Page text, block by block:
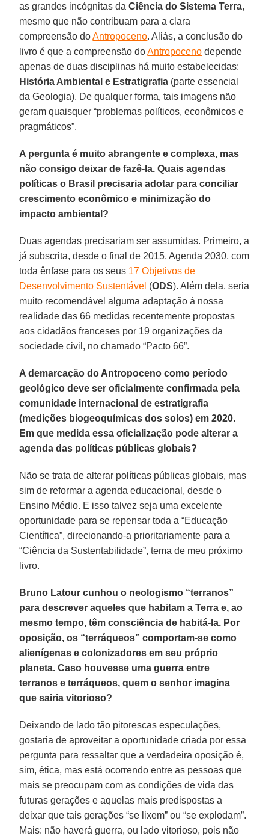
as grandes incógnitas daCiência do Sistema Terra,
mesmo que não contribuam para a clara
compreensão doAntropoceno. Aliás, a conclusão do
livro é que a compreensão doAntropoceno depende
apenas de duas disciplinas há muito estabelecidas:
História Ambiental e Estratigrafia (parte essencial
da Geologia). De qualquer forma, tais imagens não
geram quaisquer “problemas políticos, econômicos e
pragmáticos”.
A pergunta é muito abrangente e complexa, mas
não consigo deixar de fazê-la. Quais agendas
políticas o Brasil precisaria adotar para conciliar
crescimento econômico e minimização do
impacto ambiental?
Duas agendas precisariam ser assumidas. Primeiro, a
já subscrita, desde o final de 2015, Agenda 2030, com
toda ênfase para os seus 17 Objetivos de
Desenvolvimento Sustentável (ODS). Além dela, seria
muito recomendável alguma adaptação à nossa
realidade das 66 medidas recentemente propostas
aos cidadãos franceses por 19 organizações da
sociedade civil, no chamado “Pacto 66”.
A demarcação do Antropoceno como período
geológico deve ser oficialmente confirmada pela
comunidade internacional de estratigrafia
(medições biogeoquímicas dos solos) em 2020.
Em que medida essa oficialização pode alterar a
agenda das políticas públicas globais?
Não se trata de alterar políticas públicas globais, mas
sim de reformar a agenda educacional, desde o
Ensino Médio. E isso talvez seja uma excelente
oportunidade para se repensar toda a “Educação
Científica”, direcionando-a prioritariamente para a
“Ciência da Sustentabilidade”, tema de meu próximo
livro.
Bruno Latour cunhou o neologismo “terranos”
para descrever aqueles que habitam a Terra e, ao
mesmo tempo, têm consciência de habitá-la. Por
oposição, os “terráqueos” comportam-se como
alienígenas e colonizadores em seu próprio
planeta. Caso houvesse uma guerra entre
terranos e terráqueos, quem o senhor imagina
que sairia vitorioso?
Deixando de lado tão pitorescas especulações,
gostaria de aproveitar a oportunidade criada por essa
pergunta para ressaltar que a verdadeira oposição é,
sim, ética, mas está ocorrendo entre as pessoas que
mais se preocupam com as condições de vida das
futuras gerações e aquelas mais predispostas a
deixar que tais gerações “se lixem” ou “se explodam”.
Mais: não haverá guerra, ou lado vitorioso, pois não